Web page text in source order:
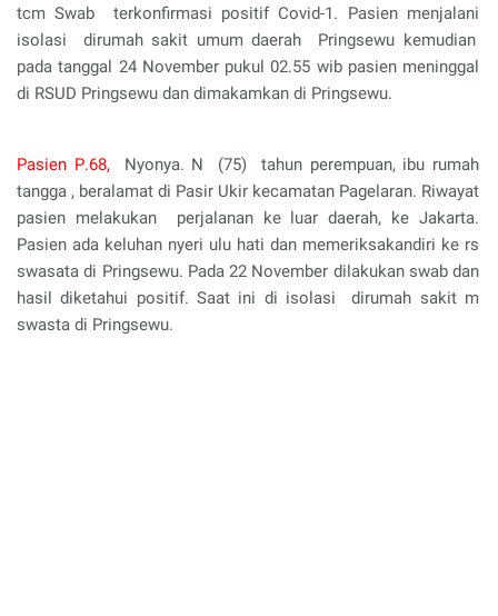
tcm Swab terkonfirmasi positif Covid-1. Pasien menjalani
isolasi
dirumah sakit umum daerah Pringsewu kemudian
pada tanggal 24 November pukul 02.55 wib pasien meninggal
di RSUD Pringsewu dan dimakamkan di Pringsewu.
Pasien P.68, Nyonya. N (75) tahun perempuan, ibu rumah
tangga , beralamat di Pasir Ukir kecamatan Pagelaran. Riwayat
pasien melakukan perjalanan ke luar daerah, ke Jakarta.
Pasien ada keluhan nyeri ulu hati dan memeriksakandiri ke rs
swasata di Pringsewu. Pada 22 November dilakukan swab dan
hasil diketahui positif. Saat ini di isolasi
dirumah sakit m
swasta di Pringsewu.